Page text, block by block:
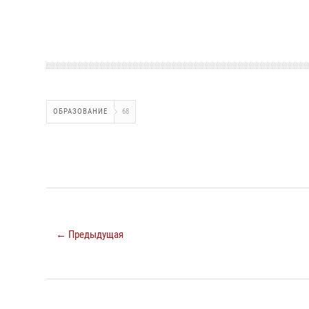
ОБРАЗОВАНИЕ 68
← Предыдущая